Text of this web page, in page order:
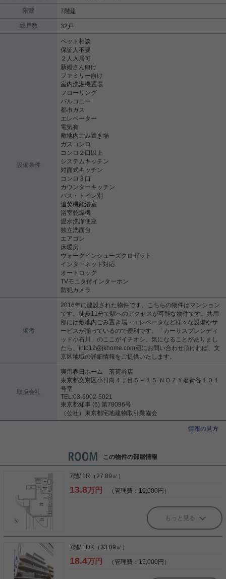
階建 7階建
総戸数 32戸
設備条件
ペット相談
保証人不要
２人入居可
新婚さん向け
ファミリー向け
室内洗濯機置場
フローリング
バルコニー
都市ガス
エレベーター
電気有
敷地内ごみ置き場
ガスコンロ
コンロ２口以上
システムキッチン
対面式キッチン
コンロ３口
カウンターキッチン
バス・トイレ別
追焚機能浴室
浴室乾燥機
温水洗浄便座
独立洗面台
エアコン
床暖房
ウォークインシューズクロゼット
インターネット対応
オートロック
TVモニタ付インターホン
防犯カメラ
備考
2016年に建設された物件です。こちらの物件はマンション
です。徒歩11分で駅へのアクセスが可能な物件です。共用
部には敷地内ごみ置き場・エレベータなど様々な設備やサ
ービスが揃っているので便利です。「カーサスプレンディ
ッド小石川」のここがイチオシ。気になることがありまし
たら、info12@jkhome.com宛にお問い合わせ頂ければ、文
京区地域の詳細情報をご提供いたします。
取扱会社
実用春日ホーム 茗荷谷店
東京都文京区小日向４丁目５－１５ ＮＯＺＹ茗荷谷１０１
号室
TEL:03-6902-5021
東京都知事 (6) 第78096号
（公社）東京都宅地建物取引業協会
情報の見方
この物件の部屋情報
7階/ 1R（27.89㎡）
13.8万円 （管理費：10,000円）
もっと見る
7階/ 1DK（33.09㎡）
18.4万円 （管理費：15,000円）